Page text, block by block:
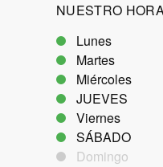
NUESTRO
Lunes
Martes
Miércoles
JUEVES
Viernes
SÁBADO
Domingo